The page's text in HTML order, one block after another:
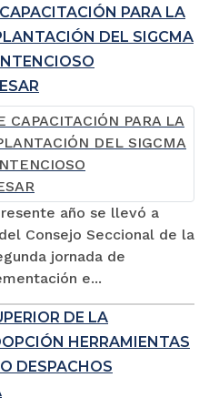
PARA LA
DEL SIGCMA
año se llevó a
Consejo Seccional de la
jornada de
e...
DE LA
HERRAMIENTAS
DESPACHOS